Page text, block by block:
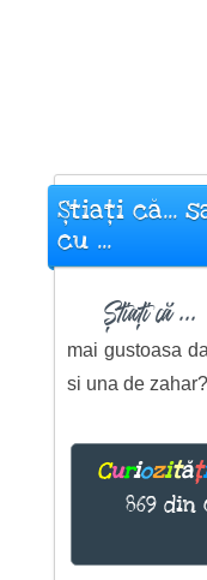
Știați că...
cu ...
Știați că ...
mai gustoasa
si una de zahar?
Curiozităț
869 din